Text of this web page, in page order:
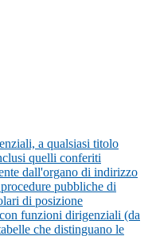
a qualsiasi titolo
quelli conferiti
dall'organo di indirizzo
pubbliche di
di posizione
funzioni dirigenziali (da
che distinguano le